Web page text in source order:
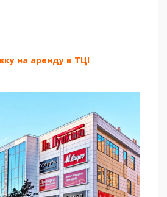
на аренду в ТЦ!